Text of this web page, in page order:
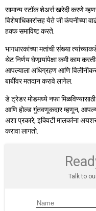
सामान्य स्टॉक शेअर्स खरेदी करणे
विशेषाधिकारांसह येते जी कंपनीच्या
हक्क समाविष्ट करते.
भागधारकांच्या मतांची संख्या
थेट निर्णय घेणार्‍यांपेक्षा कमी काम
आपल्याला अधिग्रहण आणि
बाबींवर मतदान करावे लागेल.
डे ट्रेडर मोडमध्ये नफा
आणि होल्ड गुंतवणूकदार म्हणून,
अशा प्रकारे, इक्विटी मालकांना
करावा लागतो.
Talk to